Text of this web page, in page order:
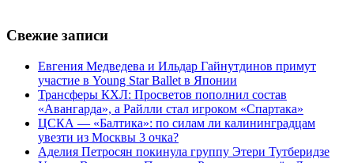
Свежие записи
Евгения Медведева и Ильдар Гайнутдинов примут
участие в Young Star Ballet в Японии
Трансферы КХЛ: Просветов пополнил состав
«Авангарда», а Райлли стал игроком «Спартака»
ЦСКА — «Балтика»: по силам ли калининградцам
увезти из Москвы 3 очка?
Аделия Петросян покинула группу Этери Тутберидзе